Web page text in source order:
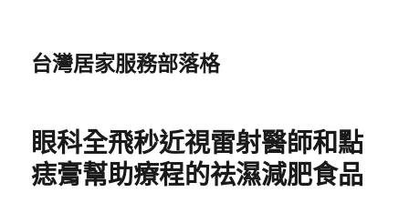
台灣居家服務部落格
眼科全飛秒近視雷射醫師和點
痣膏幫助療程的祛濕減肥食品